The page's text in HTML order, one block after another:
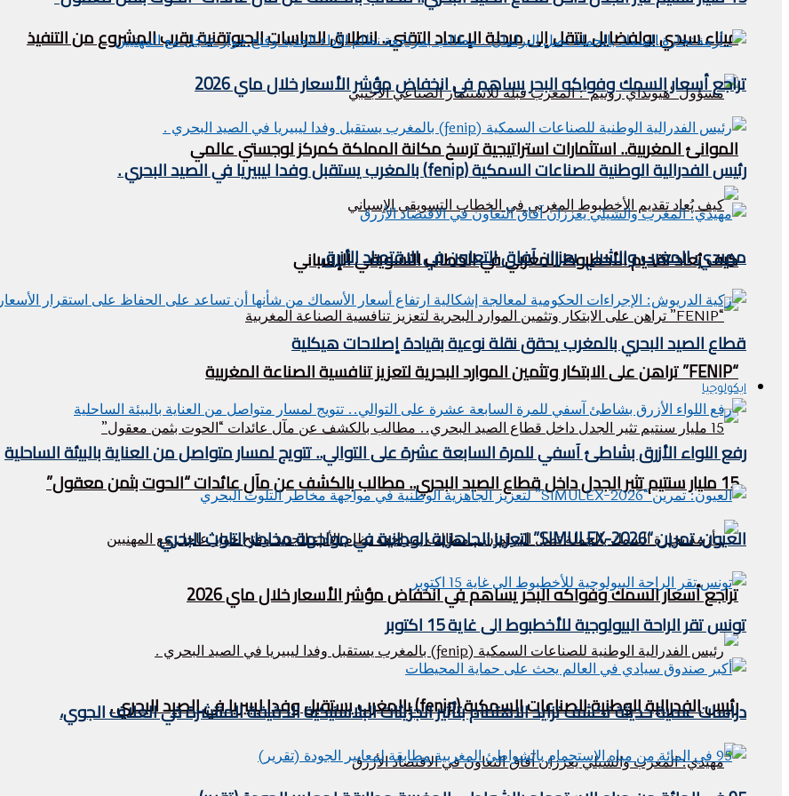
ميناء سيدي بولفضايل ينتقل إلى مرحلة الإعداد التقني.. انطلاق الدراسات الجيوتقنية يقرب المشروع من التنفيذ
الموانئ المغربية.. استثمارات استراتيجية ترسخ مكانة المملكة كمركز لوجستي عالمي
كيف يُعاد تقديم الأخطبوط المغربي في الخطاب التسويقي الإسباني
“FENIP” تراهن على الابتكار وتثمين الموارد البحرية لتعزيز تنافسية الصناعة المغربية
15 مليار سنتيم تثير الجدل داخل قطاع الصيد البحري.. مطالب بالكشف عن مآل عائدات “الحوت بثمن معقول”
تراجع أسعار السمك وفواكه البحر يساهم في انخفاض مؤشر الأسعار خلال ماي 2026
رئيس الفدرالية الوطنية للصناعات السمكية (fenip) بالمغرب يستقبل وفدا ليبيريا في الصيد البحري .
تراجع أسعار السمك وفواكه البحر يساهم في انخفاض مؤشر الأسعار خلال ماي 2026
رئيس الفدرالية الوطنية للصناعات السمكية (fenip) بالمغرب يستقبل وفدا ليبيريا في الصيد البحري .
مهيدي: المغرب والشيلي يعززان آفاق التعاون في الاقتصاد الأزرق
قطاع الصيد البحري بالمغرب يحقق نقلة نوعية بقيادة إصلاحات هيكلية
ايكولوجيا
رفع اللواء الأزرق بشاطئ آسفي للمرة السابعة عشرة على التوالي.. تتويج لمسار متواصل من العناية بالبيئة الساحلية
العيون: تمرين “SIMULEX-2026” لتعزيز الجاهزية الوطنية في مواجهة مخاطر التلوث البحري
تونس تقر الراحة البيولوجية للأخطبوط الى غاية 15 اكتوبر
دراسات علمية حديثة تكشف تزايد الاهتمام بتأثير الجزيئات البلاستيكية الدقيقة المنتشرة في الغلاف الجوي،